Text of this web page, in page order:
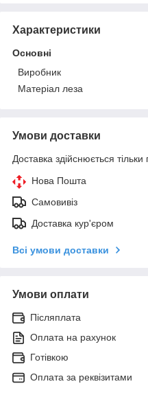
Характеристики
Основні
Виробник
Матеріал леза
Умови доставки
Доставка здійснюється тільки
Нова Пошта
Самовивіз
Доставка кур'єром
Всі умови доставки
Умови оплати
Післяплата
Оплата на рахунок
Готівкою
Оплата за реквізитами